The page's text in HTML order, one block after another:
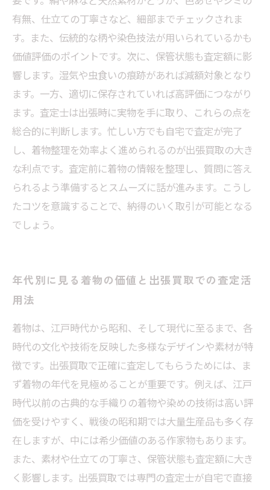
有無、仕立ての丁寧さなど、細部までチェックされま
す。また、伝統的な柄や染色技法が用いられているかも
価値評価のポイントです。次に、保管状態も査定額に影
響します。湿気や虫食いの痕跡があれば減額対象となり
ます。一方、適切に保存されていれば高評価につながり
ます。査定士は出張時に実物を手に取り、これらの点を
総合的に判断します。忙しい方でも自宅で査定が完了
し、着物整理を効率よく進められるのが出張買取の大き
な利点です。査定前に着物の情報を整理し、質問に答え
られるよう準備するとスムーズに話が進みます。こうし
たコツを意識することで、納得のいく取引が可能となる
でしょう。
年代別に見る着物の価値と出張買取での査定活
用法
着物は、江戸時代から昭和、そして現代に至るまで、各
時代の文化や技術を反映した多様なデザインや素材が特
徴です。出張買取で正確に査定してもらうためには、ま
ず着物の年代を見極めることが重要です。例えば、江戸
時代以前の古典的な手織りの着物や染めの技術は高い評
価を受けやすく、戦後の昭和期では大量生産品も多く存
在しますが、中には希少価値のある作家物もあります。
また、素材や仕立ての丁寧さ、保管状態も査定額に大き
く影響します。出張買取では専門の査定士が自宅で直接